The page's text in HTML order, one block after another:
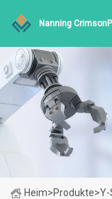
Nanning
Heim>Produkte>Y-